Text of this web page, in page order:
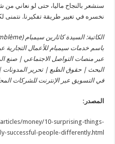
سنشعر بالنجاح ماليا، حتى لو نعاني من
نخسره في تغيير طريقة تفكيرنا. نتمنى
باسم خدمات سيمبام للأعمال التجارية
عبر منصات التواصل الاجتماعي | صنع
البحث | حقوق الطبع | تحرير
في التسويق عبر الإنترنت للشركات
المصدر:
money/10-surprising-things-
successful-people-differently.html